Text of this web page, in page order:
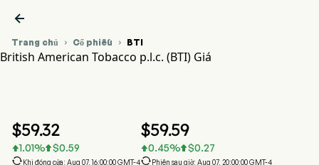

Trang chủ  Cổ phiếu  BTI
British American Tobacco p.l.c. (BTI) Giá
$59.32
1.01% $0.59
Khi đóng cửa: Aug 07, 16:00:00 GMT-4
$59.59
0.45% $0.27
Phiên sau giờ: Aug 07, 20:00:00 GMT-4